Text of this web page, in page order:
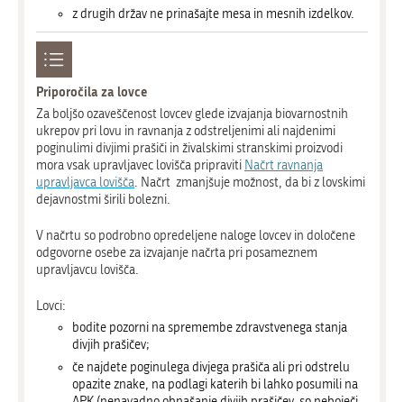
z drugih držav ne prinašajte mesa in mesnih izdelkov.
Priporočila za lovce
Za boljšo ozaveščenost lovcev glede izvajanja biovarnostnih
ukrepov pri lovu in ravnanja z odstreljenimi ali najdenimi
poginulimi divjimi prašiči in živalskimi stranskimi proizvodi
mora vsak upravljavec lovišča pripraviti Načrt ravnanja
upravljavca lovišča. Načrt zmanjšuje možnost, da bi z lovskimi
dejavnostmi širili bolezni.
V načrtu so podrobno opredeljene naloge lovcev in določene
odgovorne osebe za izvajanje načrta pri posameznem
upravljavcu lovišča.
Lovci:
bodite pozorni na spremembe zdravstvenega stanja
divjih prašičev;
če najdete poginulega divjega prašiča ali pri odstrelu
opazite znake, na podlagi katerih bi lahko posumili na